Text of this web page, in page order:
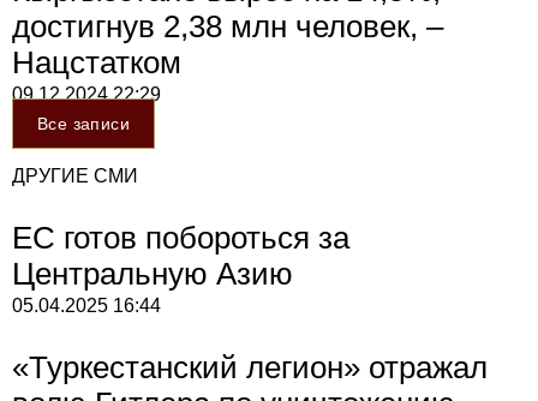
достигнув 2,38 млн человек, –
Нацстатком
09.12.202422:29
Все записи
ДРУГИЕ СМИ
ЕС готов побороться за
Центральную Азию
05.04.2025 16:44
«Туркестанский легион» отражал